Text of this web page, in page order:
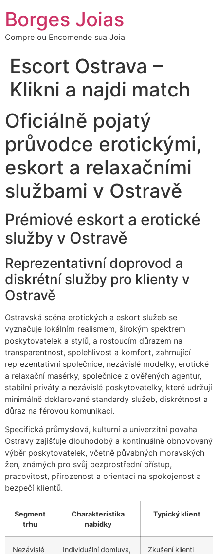
Borges Joias
Compre ou Encomende sua Joia
Escort Ostrava –
Klikni a najdi match
Oficiálně pojatý
průvodce erotickými,
eskort a relaxačními
službami v Ostravě
Prémiové eskort a erotické
služby v Ostravě
Reprezentativní doprovod a
diskrétní služby pro klienty v
Ostravě
Ostravská scéna erotických a eskort služeb se
vyznačuje lokálním realismem, širokým spektrem
poskytovatelek a stylů, a rostoucím důrazem na
transparentnost, spolehlivost a komfort, zahrnující
reprezentativní společnice, nezávislé modelky, erotické
a relaxační masérky, společnice z ověřených agentur,
stabilní priváty a nezávislé poskytovatelky, které udržují
minimálně deklarované standardy služeb, diskrétnost a
důraz na férovou komunikaci.
Specifická průmyslová, kulturní a univerzitní povaha
Ostravy zajišťuje dlouhodobý a kontinuálně obnovovaný
výběr poskytovatelek, včetně půvabných moravských
žen, známých pro svůj bezprostřední přístup,
pracovitost, přirozenost a orientaci na spokojenost a
bezpečí klientů.
Segment
trhu
Charakteristika
nabídky
Typický klient
Nezávislé
Individuální domluva,
Zkušení klienti